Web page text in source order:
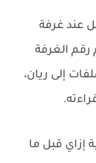
عند غرفة
رقم الغرفة
إلى ريان،
إزاي قبل ما